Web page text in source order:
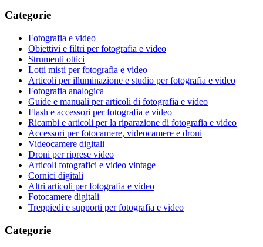
Categorie
Fotografia e video
Obiettivi e filtri per fotografia e video
Strumenti ottici
Lotti misti per fotografia e video
Articoli per illuminazione e studio per fotografia e video
Fotografia analogica
Guide e manuali per articoli di fotografia e video
Flash e accessori per fotografia e video
Ricambi e articoli per la riparazione di fotografia e video
Accessori per fotocamere, videocamere e droni
Videocamere digitali
Droni per riprese video
Articoli fotografici e video vintage
Cornici digitali
Altri articoli per fotografia e video
Fotocamere digitali
Treppiedi e supporti per fotografia e video
Categorie